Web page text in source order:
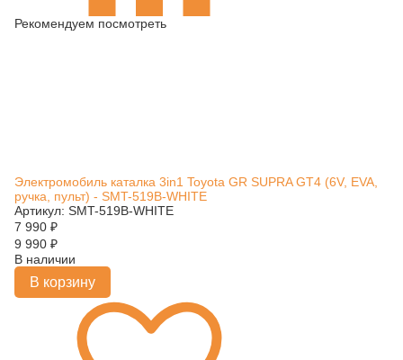
Рекомендуем посмотреть
Электромобиль каталка 3in1 Toyota GR SUPRA GT4 (6V, EVA,
ручка, пульт) - SMT-519B-WHITE
Артикул: SMT-519B-WHITE
7 990 ₽
9 990 ₽
В наличии
В корзину